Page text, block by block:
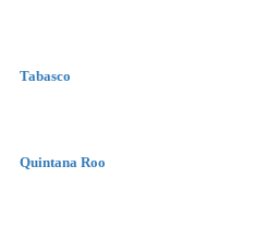
Tabasco
Quintana Roo